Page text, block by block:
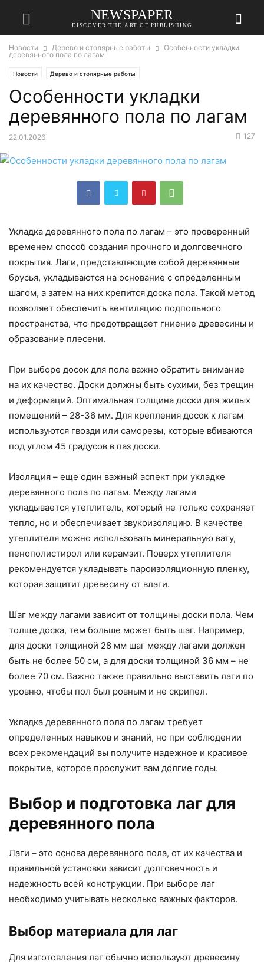
NEWSPAPER
DISCOVER THE ART OF PUBLISHING
Новости Дерево и столярные работы
Особенности укладки
деревянного пола по лагам
Новости Дерево и столярные работы
Особенности укладки
деревянного пола по лагам
22.01.2026 127
Укладка деревянного пола по лагам – это проверенный
временем способ создания прочного и долговечного
покрытия. Лаги, представляющие собой деревянные
брусья, укладываются на основание с определенным
шагом, а затем на них крепится доска пола. Такой метод
позволяет обеспечить вентиляцию подпольного
пространства, что предотвращает гниение древесины и
образование плесени.
При выборе досок для пола важно обратить внимание
на их качество. Доски должны быть сухими, без трещин
и деформаций. Оптимальная толщина доски для жилых
помещений – 28-36 мм. Для крепления досок к лагам
используются гвозди или саморезы, которые вбиваются
под углом 45 градусов в паз доски.
Изоляция – еще один важный аспект при укладке
деревянного пола по лагам. Между лагами
укладывается утеплитель, который не только сохраняет
тепло, но и обеспечивает звукоизоляцию. В качестве
утеплителя можно использовать минеральную вату,
пенополистирол или керамзит. Поверх утеплителя
рекомендуется укладывать пароизоляционную пленку,
которая защитит древесину от влаги.
Шаг между лагами зависит от толщины доски пола. Чем
толще доска, тем больше может быть шаг. Например,
для доски толщиной 28 мм шаг между лагами должен
быть не более 50 см, а для доски толщиной 36 мм – не
более 70 см. Важно также правильно выставить лаги по
уровню, чтобы пол был ровным и не скрипел.
Укладка деревянного пола по лагам требует
определенных навыков и знаний, но при соблюдении
всех рекомендаций вы получите надежное и красивое
покрытие, которое прослужит вам долгие годы.
Выбор и подготовка лаг для
деревянного пола
Лаги – это основа деревянного пола, от их качества и
правильной установки зависит долговечность и
надежность всей конструкции. При выборе лаг
необходимо учитывать несколько важных факторов.
Выбор материала для лаг
Для изготовления лаг обычно используют древесину